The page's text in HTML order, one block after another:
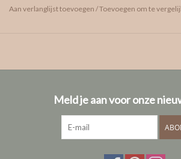
Ringmaat bepalen
afspraak maken
Aan verlanglijst toevoegen /Toevoegen om te
Meld je aan voor onze